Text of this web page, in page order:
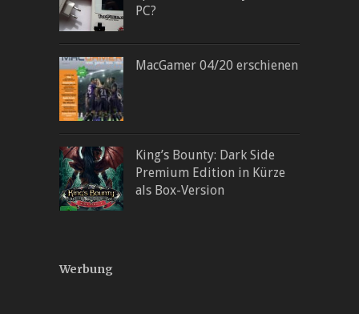
PC?
MacGamer 04/20 erschienen
King’s Bounty: Dark Side
Premium Edition in Kürze
als Box-Version
Werbung